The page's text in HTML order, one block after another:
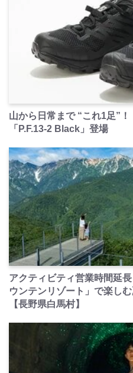
山から日常まで “これ1足”
「P.F.13-2 Black」登場
アクティビティ営業時間延
ウンテンリゾート」で楽し
【長野県白馬村】